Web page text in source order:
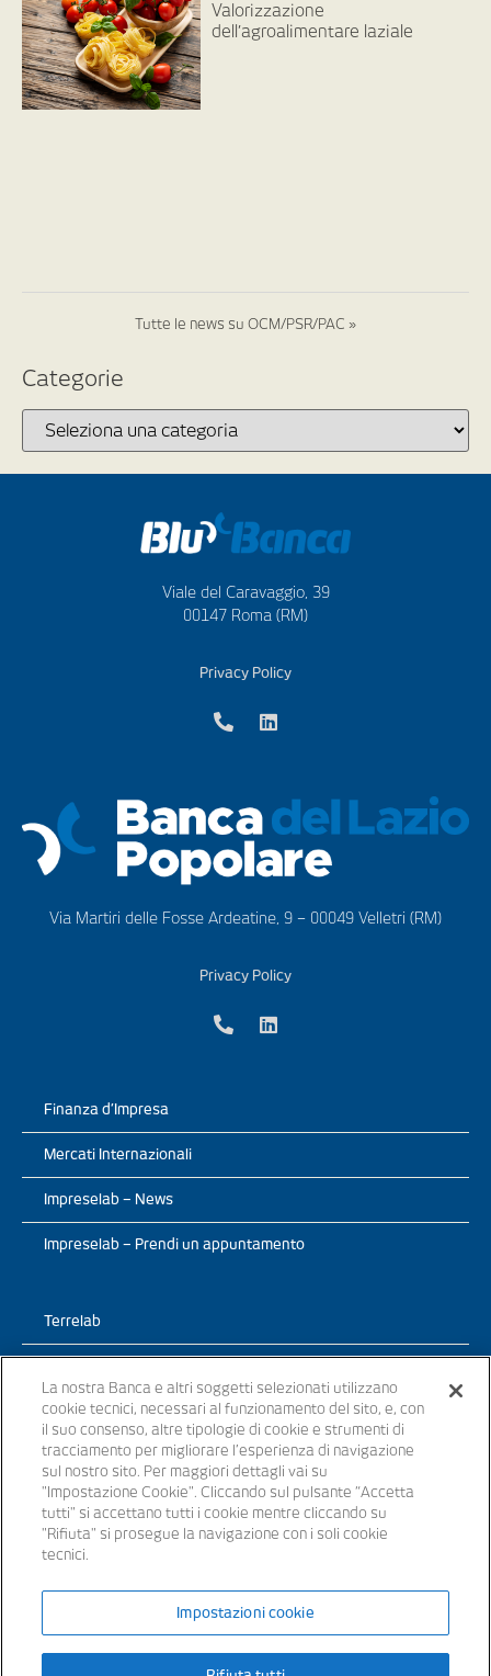
Valorizzazione
dell’agroalimentare laziale
Tutte le news su OCM/PSR/PAC »
Categorie
Viale del Caravaggio, 39
00147 Roma (RM)
Privacy Policy
Via Martiri delle Fosse Ardeatine, 9 – 00049 Velletri (RM)
Privacy Policy
Finanza d’Impresa
Mercati Internazionali
Impreselab – News
Impreselab – Prendi un appuntamento
Terrelab
TerreLab – News
TerreLab – prendi un appuntamento
Banche appartenenti al Gruppo Bancario Banca Popolare del Lazio –
La nostra Banca e altri soggetti selezionati utilizzano
cookie tecnici, necessari al funzionamento del sito, e, con
il suo consenso, altre tipologie di cookie e strumenti di
tracciamento per migliorare l’esperienza di navigazione
sul nostro sito. Per maggiori dettagli vai su
"Impostazione Cookie". Cliccando sul pulsante “Accetta
tutti" si accettano tutti i cookie mentre cliccando su
"Rifiuta" si prosegue la navigazione con i soli cookie
tecnici.
Impostazioni cookie